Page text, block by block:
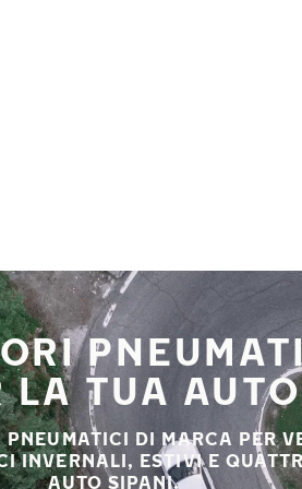
LA TUA
DI MARCA PER
INVERNALI, ESTIVI E
AUTO SIPANI.